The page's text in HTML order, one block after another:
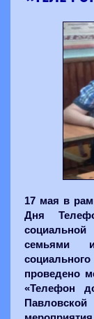
17 мая в
Дня
семьями
проведено
«Телефон